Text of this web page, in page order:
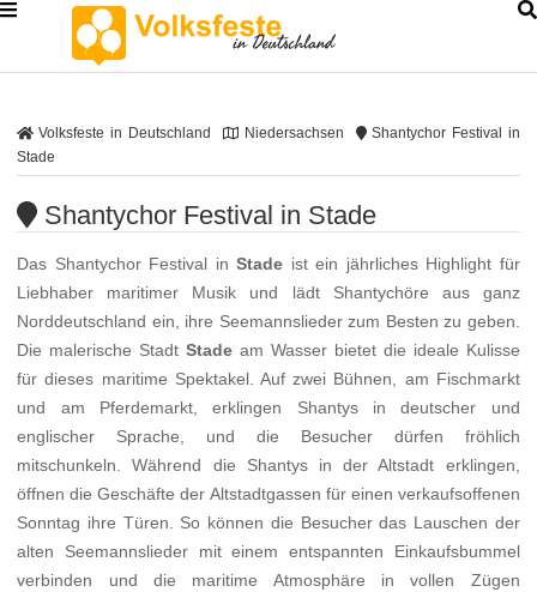
Volksfeste in Deutschland Niedersachsen
Shantychor Festival in
Stade
Shantychor Festival in Stade
Das Shantychor Festival inStade ist ein jährliches Highlight für
Liebhaber maritimer Musik und lädt Shantychöre aus ganz
Norddeutschland ein, ihre Seemannslieder zum Besten zu geben.
Die malerische StadtStade am Wasser bietet die ideale Kulisse
für dieses maritime Spektakel. Auf zwei Bühnen, am Fischmarkt
und am Pferdemarkt, erklingen Shantys in deutscher und
englischer Sprache, und die Besucher dürfen fröhlich
mitschunkeln. Während die Shantys in der Altstadt erklingen,
öffnen die Geschäfte der Altstadtgassen für einen verkaufsoffenen
Sonntag ihre Türen. So können die Besucher das Lauschen der
alten Seemannslieder mit einem entspannten Einkaufsbummel
verbinden und die maritime Atmosphäre in vollen Zügen